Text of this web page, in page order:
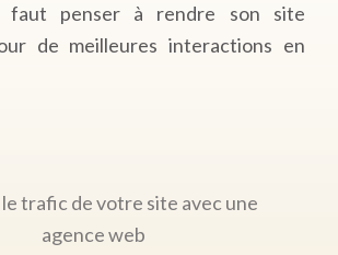
faut penser à rendre son site
de meilleures interactions en
trafic de votre site avec une
agence web